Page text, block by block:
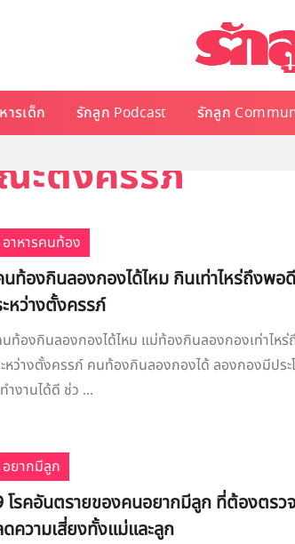
ารเด็ก รักลูก Podcast รักลูก
ะตั้งครรภ์
อาหารคนท้อง
ท้องกินลองกองได้ไหม กินเท่าไหร่ถึงพอดี
หว่างตั้งครรภ์
ท้องกินลองกองได้ไหม แม่ท้องกินลองกองเท่าไหร่
หว่างตั้งครรภ์ คนท้องกินลองกองได้ ลองกองมีประ
งานได้ดี ช่ว ...
อยากมีลูก
โรคอันตรายของคนอยากมีลูก ที่ต้องตร
ความเสี่ยงทั้งแม่และลูก